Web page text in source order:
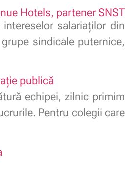
Hotels, partener SNST
salariaților din
sindicale puternice,
publică
echipei, zilnic primim
Pentru colegii care